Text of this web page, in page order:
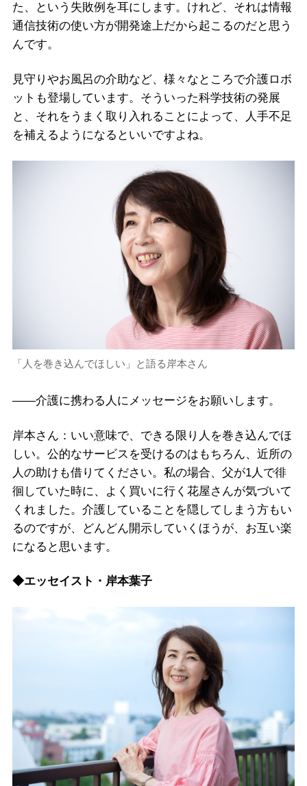
た、という失敗例を耳にします。けれど、それは情報
通信技術の使い方が開発途上だから起こるのだと思う
んです。
見守りやお風呂の介助など、様々なところで介護ロボ
ットも登場しています。そういった科学技術の発展
と、それをうまく取り入れることによって、人手不足
を補えるようになるといいですよね。
「人を巻き込んでほしい」と語る岸本さん
――介護に携わる人にメッセージをお願いします。
岸本さん：いい意味で、できる限り人を巻き込んでほ
しい。公的なサービスを受けるのはもちろん、近所の
人の助けも借りてください。私の場合、父が1人で徘
徊していた時に、よく買いに行く花屋さんが気づいて
くれました。介護していることを隠してしまう方もい
るのですが、どんどん開示していくほうが、お互い楽
になると思います。
◆エッセイスト・岸本葉子